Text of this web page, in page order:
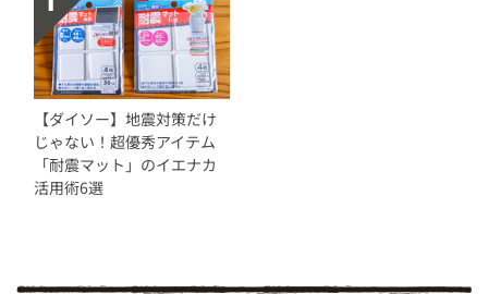
【ダイソー】地震対策だけ
じゃない！超優秀アイテム
「耐震マット」のイエナカ
活用術6選